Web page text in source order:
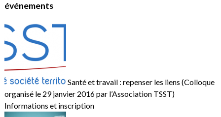
événements
Santé et travail : repenser les liens (Colloque
organisé le 29 janvier 2016 par l’Association TSST)
Informations et inscription